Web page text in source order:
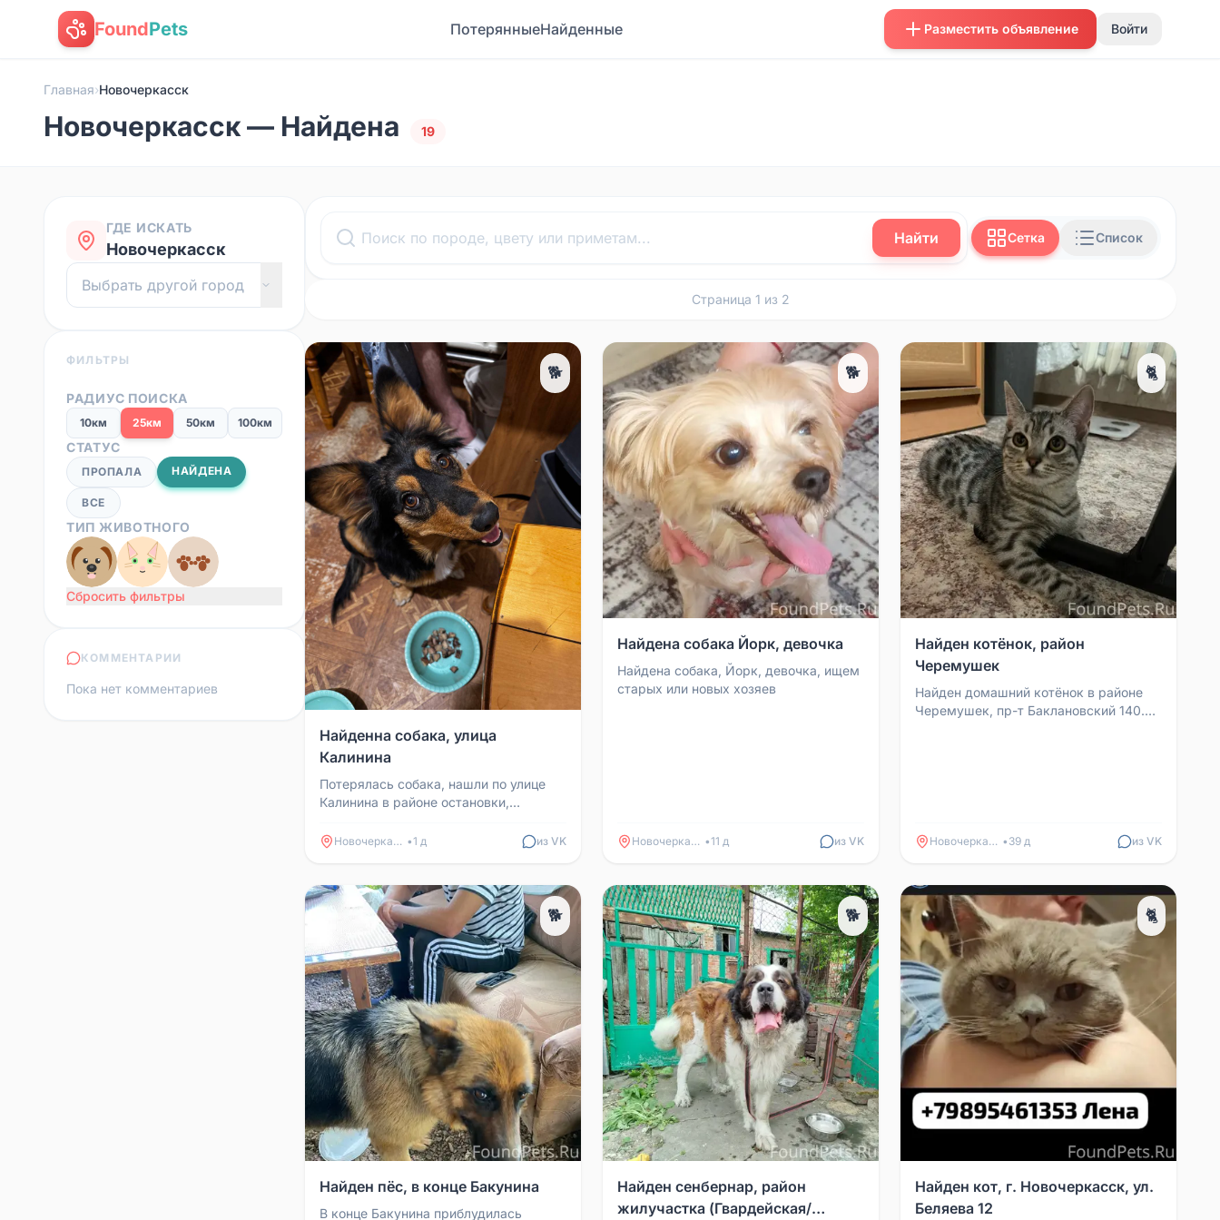
FoundPets ПотерянныеНайденные Разместить объявление Войти
Главная›Новочеркасск
Новочеркасск — Найдена 19
ГДЕ ИСКАТЬ
Новочеркасск
ФИЛЬТРЫ
РАДИУС ПОИСКА
10км 25км 50км 100км
СТАТУС
ПРОПАЛА НАЙДЕНА
ВСЕ
ТИП ЖИВОТНОГО
Сбросить фильтры
КОММЕНТАРИИ
Пока нет комментариев
Найти Сетка Список
Страница 1 из 2
🐕
Найденна собака, улица
Калинина
Потерялась собака, нашли по улице
Калинина в районе остановки,
Новочеркасск •1 д из VK
🐕
Найдена собака Йорк, девочка
Найдена собака, Йорк, девочка, ищем
старых или новых хозяев
Новочеркасск •11 д из VK
🐈
Найден котёнок, район
Черемушек
Найден домашний котёнок в районе
Черемушек, пр-т Баклановский 140.
Новочеркасск • 39 д из VK
🐕
Найден пёс, в конце Бакунина
В конце Бакунина приблудилась
🐕
Найден сенбернар, район
жилучастка (Гвардейская/
🐈
Найден кот, г. Новочеркасск, ул.
Беляева 12